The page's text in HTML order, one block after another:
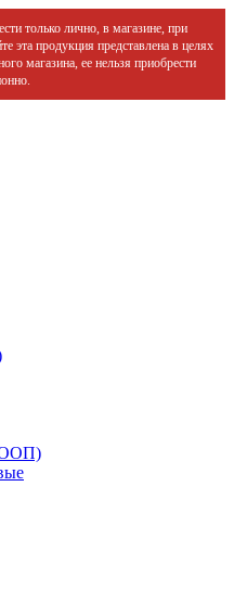
только лично, в магазине, при
эта продукция представлена в целях
магазина, ее нельзя приобрести